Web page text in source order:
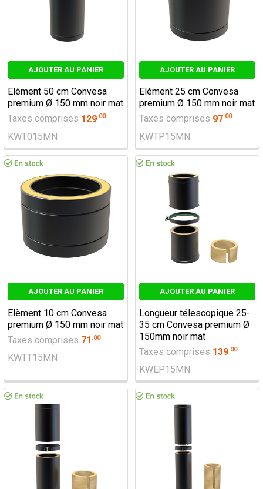
AJOUTER AU PANIER
Elèment 50 cm Convesa
premium Ø 150 mm noir mat
Taxes comprises 129.00
KWT015MN
AJOUTER AU PANIER
Elèment 25 cm Convesa
premium Ø 150 mm noir mat
Taxes comprises 97.00
KWTP15MN
AJOUTER AU PANIER
Elèment 10 cm Convesa
premium Ø 150 mm noir mat
Taxes comprises 71 .00
KWTT15MN
AJOUTER AU PANIER
Longueur télescopique 25-
35 cm Convesa premium Ø
150mm noir mat
Taxes comprises 139.00
KWEP15MN